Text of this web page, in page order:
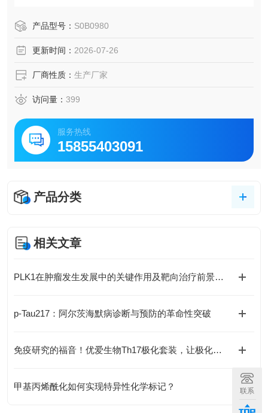
产品型号： S0B0980
更新时间： 2026-07-26
厂商性质： 生产厂家
访问量： 399
服务热线
15855403091
产品分类
相关文章
PLK1在肿瘤发生发展中的关键作用及靶向治疗前景如何？
p-Tau217：阿尔茨海默病诊断与预防的革命性突破
免疫研究的福音！优爱生物Th17极化套装，让极化实验变得So Easy!
甲基丙烯酰化如何实现特异性化学标记？ 联系